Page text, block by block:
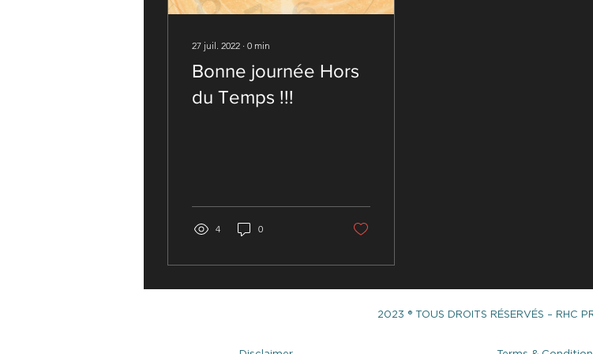
27 juil. 2022 ∙ 0 min
Bonne journée Hors
du Temps !!!
4 0
2023 ® TOUS DROITS RÉSERVÉS – RHC